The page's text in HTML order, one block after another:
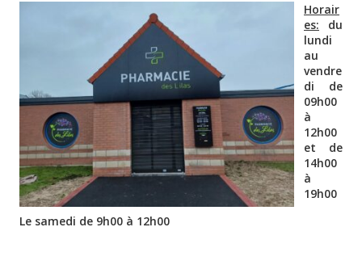
Horair
es:
du
lundi
au
vendre
di de
09h00
à
12h00
et de
14h00
à
19h00
Le samedi de 9h00 à 12h00